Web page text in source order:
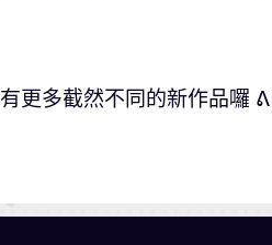
更多截然不同的新作品囉